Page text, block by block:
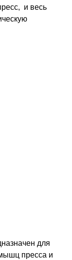
и весь
для
пресса и